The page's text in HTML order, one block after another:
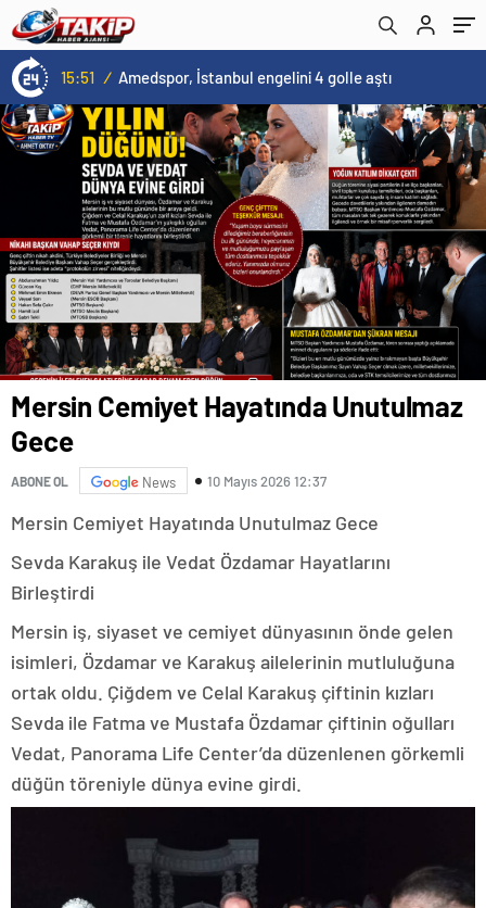
13:00 / Kovid-19 aramızda geziyor: Test yapılmadığı için kimse farkında değil
Mersin Cemiyet Hayatında Unutulmaz
Gece
ABONE OL News 10 Mayıs 2026 12:37
Mersin Cemiyet Hayatında Unutulmaz Gece
Sevda Karakuş ile Vedat Özdamar Hayatlarını
Birleştirdi
Mersin iş, siyaset ve cemiyet dünyasının önde gelen
isimleri, Özdamar ve Karakuş ailelerinin mutluluğuna
ortak oldu. Çiğdem ve Celal Karakuş çiftinin kızları
Sevda ile Fatma ve Mustafa Özdamar çiftinin oğulları
Vedat, Panorama Life Center’da düzenlenen görkemli
düğün töreniyle dünya evine girdi.